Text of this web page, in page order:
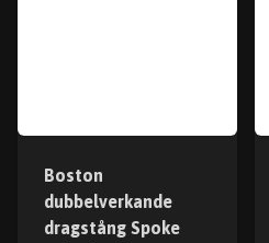
Boston
dubbelverkande
dragstång Spoke